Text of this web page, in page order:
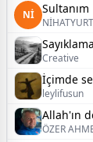
Nİ Sultanım
NİHATYURT
Creative
İçimde
leylifusun
Allah'ın
ÖZER